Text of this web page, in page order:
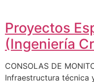
Proyectos
(Ingeniería
CONSOLAS DE
Infraestructura técnica